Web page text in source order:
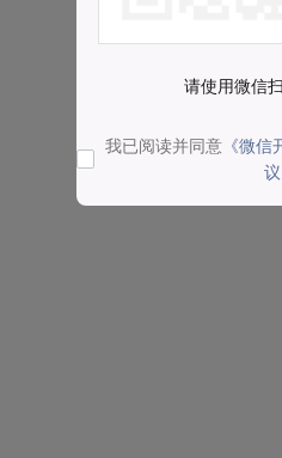
请使用微信
我已阅读并同意 《微
议